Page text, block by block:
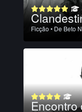
Ficção • De Beto
Encontro